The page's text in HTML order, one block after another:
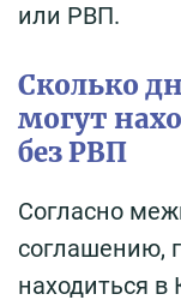
или РВП.
Сколько
могут
без РВП
Согласно
соглашению,
находиться